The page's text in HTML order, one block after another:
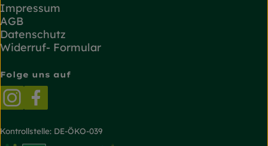
Impressum
AGB
Datenschutz
Widerruf- Formular
Folge uns auf
Externer Link zu https://
Kontrollstelle: DE-ÖKO-039